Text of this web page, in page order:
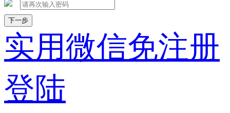
下一步
实用微信免注册
登陆